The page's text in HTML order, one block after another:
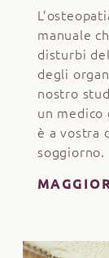
manuale
disturbi
degli
nostro
un medico
è a vostra
soggiorno.